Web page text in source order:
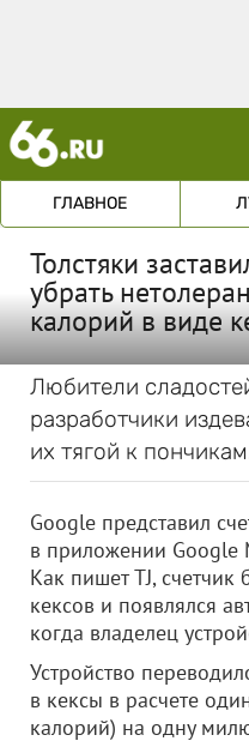
ГЛАВНОЕ
Толстяки
убрать
калорий в виде
Любители
разработчики
их тягой к
Google представил
в приложении Google
Как пишет TJ,
кексов и появлялся
когда владелец
Устройство
в кексы в расчете
калорий) на одну